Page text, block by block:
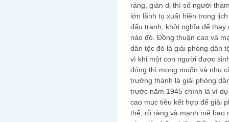
ràng, giản dị thì số người
lớn lãnh tụ xuất hiện trong
đấu tranh, khởi nghĩa để thay
nào đó. Đồng thuận cao và
dân tộc đó là giải phóng dân
vì khi một con người được
đóng thì mong muốn và nhu
trưởng thành là giải phóng
trước năm 1945 chính là ví
cao mục tiêu kết hợp để giải
thể, rõ ràng và mạnh mẽ bao